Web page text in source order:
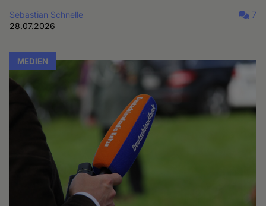
Sebastian Schnelle
28.07.2026
7
MEDIEN